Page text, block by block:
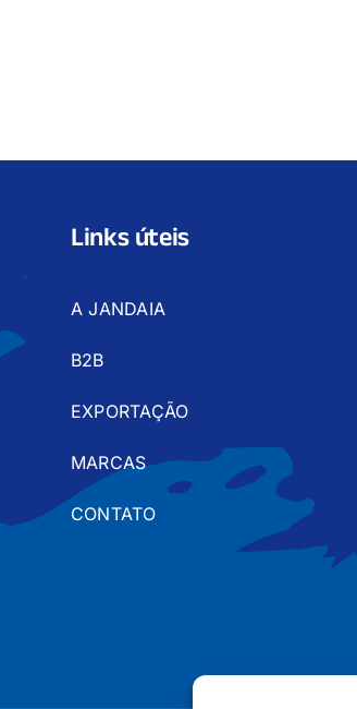
Links úteis
A JANDAIA
B2B
EXPORTAÇÃO
MARCAS
CONTATO